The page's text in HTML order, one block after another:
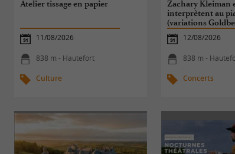
Atelier tissage en papier
11/08/2026
838 m - Hautefort
Culture
Zachary Kleiman
interprètent au
(variations
Mozart, Schubert
12/08/2026
838 m -
Concerts